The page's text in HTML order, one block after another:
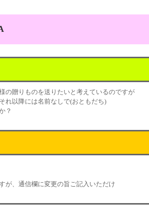
の贈りものを送りたいと考えているのですが
れ以降には名前なしで(おともだち)
？
が、通信欄に変更の旨ご記入いただけ